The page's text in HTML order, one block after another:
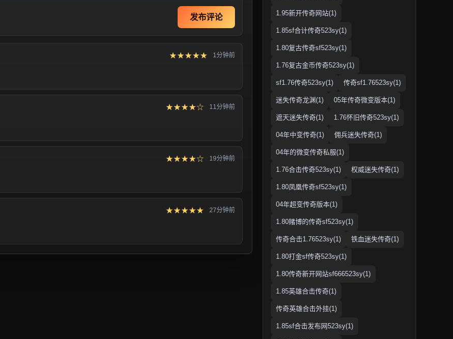
发布评论
★★★★★ 1分钟前
★★★★☆ 11分钟前
★★★★☆ 19分钟前
★★★★★ 27分钟前
1.95新开传奇网站(1)
1.85sf合计传奇523sy(1)
1.80复古传奇sf523sy(1)
1.76复古金币传奇523sy(1)
sf1.76传奇523sy(1) 传奇sf1.76523sy(1)
迷失传奇龙渊(1) 05年传奇微变版本(1)
遮天迷失传奇(1) 1.76怀旧传奇523sy(1)
04年中变传奇(1) 佣兵迷失传奇(1)
04年的微变传奇私服(1)
1.76合击传奇523sy(1) 权威迷失传奇(1)
1.80凤凰传奇sf523sy(1)
04年超变传奇版本(1)
1.80赌博的传奇sf523sy(1)
传奇合击1.76523sy(1) 铁血迷失传奇(1)
1.80打金sf传奇523sy(1)
1.80传奇新开网站sf666523sy(1)
1.85英雄合击传奇(1)
传奇英雄合击外挂(1)
1.85sf合击发布网523sy(1)